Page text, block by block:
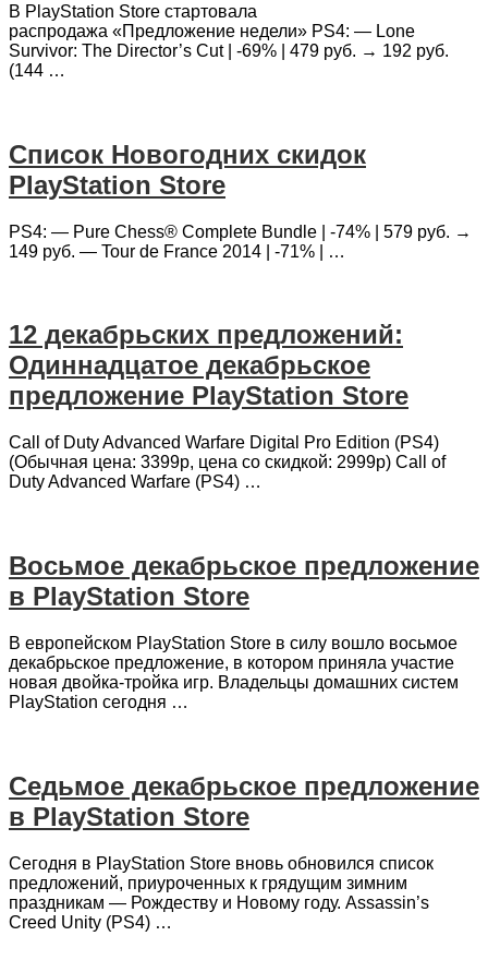
В PlayStation Store стартовала
распродажа «Предложение недели» PS4: — Lone
Survivor: The Director’s Cut | -69% | 479 руб. → 192 руб.
(144 …
Список Новогодних скидок
PlayStation Store
PS4: — Pure Chess® Complete Bundle | -74% | 579 руб. →
149 руб. — Tour de France 2014 | -71% | …
12 декабрьских предложений:
Одиннадцатое декабрьское
предложение PlayStation Store
Call of Duty Advanced Warfare Digital Pro Edition (PS4)
(Обычная цена: 3399p, цена со скидкой: 2999p) Call of
Duty Advanced Warfare (PS4) …
Восьмое декабрьское предложение
в PlayStation Store
В европейском PlayStation Store в силу вошло восьмое
декабрьское предложение, в котором приняла участие
новая двойка-тройка игр. Владельцы домашних систем
PlayStation сегодня …
Седьмое декабрьское предложение
в PlayStation Store
Сегодня в PlayStation Store вновь обновился список
предложений, приуроченных к грядущим зимним
праздникам — Рождеству и Новому году. Assassin’s
Creed Unity (PS4) …